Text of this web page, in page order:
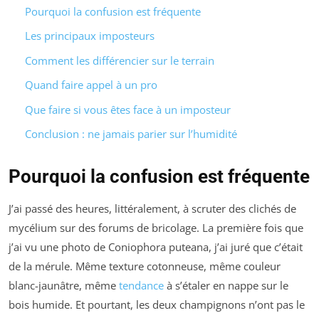
Pourquoi la confusion est fréquente
Les principaux imposteurs
Comment les différencier sur le terrain
Quand faire appel à un pro
Que faire si vous êtes face à un imposteur
Conclusion : ne jamais parier sur l’humidité
Pourquoi la confusion est fréquente
J’ai passé des heures, littéralement, à scruter des clichés de
mycélium sur des forums de bricolage. La première fois que
j’ai vu une photo de Coniophora puteana, j’ai juré que c’était
de la mérule. Même texture cotonneuse, même couleur
blanc-jaunâtre, même tendance à s’étaler en nappe sur le
bois humide. Et pourtant, les deux champignons n’ont pas le